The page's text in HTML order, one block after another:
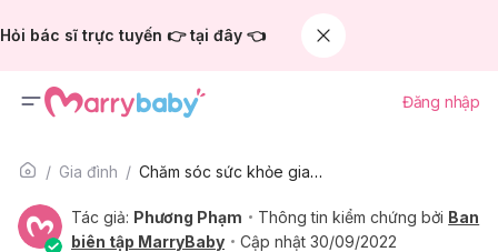
Hỏi bác sĩ trực tuyến 👉 tại đây 👈
Đăng nhập
Gia đình Chăm sóc sức khỏe gia đình
Tác giả: Phương Phạm Thông tin kiểm chứng bởi Ban
biên tập MarryBaby
Cập nhật 30/09/2022